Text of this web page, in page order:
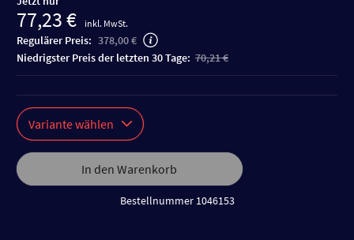
77,23 € inkl. MwSt.
Regulärer Preis: 378,00 €
niedrigster Preis der letzten 30 Tage: 70,21 €
Variante wählen
In den Warenkorb
Bestellnummer 1046153